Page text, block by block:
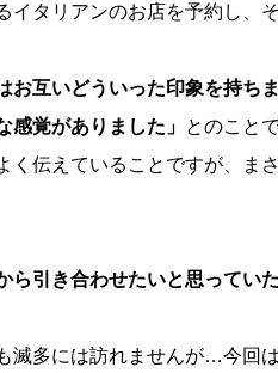
イタリアンのお店を予約し、
お互いどういった印象を持ち
感覚がありました」 とのことで
く伝えていることですが、まさ
ら引き合わせたいと思ってい
滅多には訪れませんが…今回は